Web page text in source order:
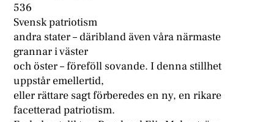
536
Svensk patriotism
andra stater – däribland även våra närmaste
grannar i väster
och öster – föreföll sovande. I denna stillhet
uppstår emellertid,
eller rättare sagt förberedes en ny, en rikare
facetterad patriotism.